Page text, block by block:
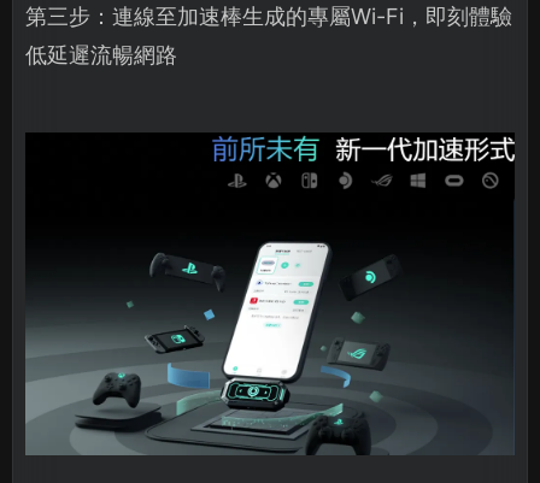
第三步：連線至加速棒生成的專屬Wi-Fi，即刻體驗
低延遲流暢網路